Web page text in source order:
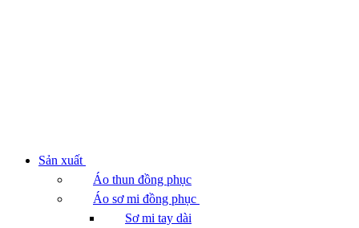
Sản xuất
Áo thun đồng phục
Áo sơ mi đồng phục
Sơ mi tay dài